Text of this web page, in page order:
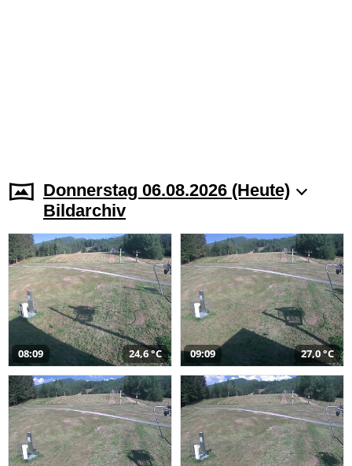
Donnerstag 06.08.2026 (Heute)
Bildarchiv
08:09 24,6 °C 09:09 27,0 °C